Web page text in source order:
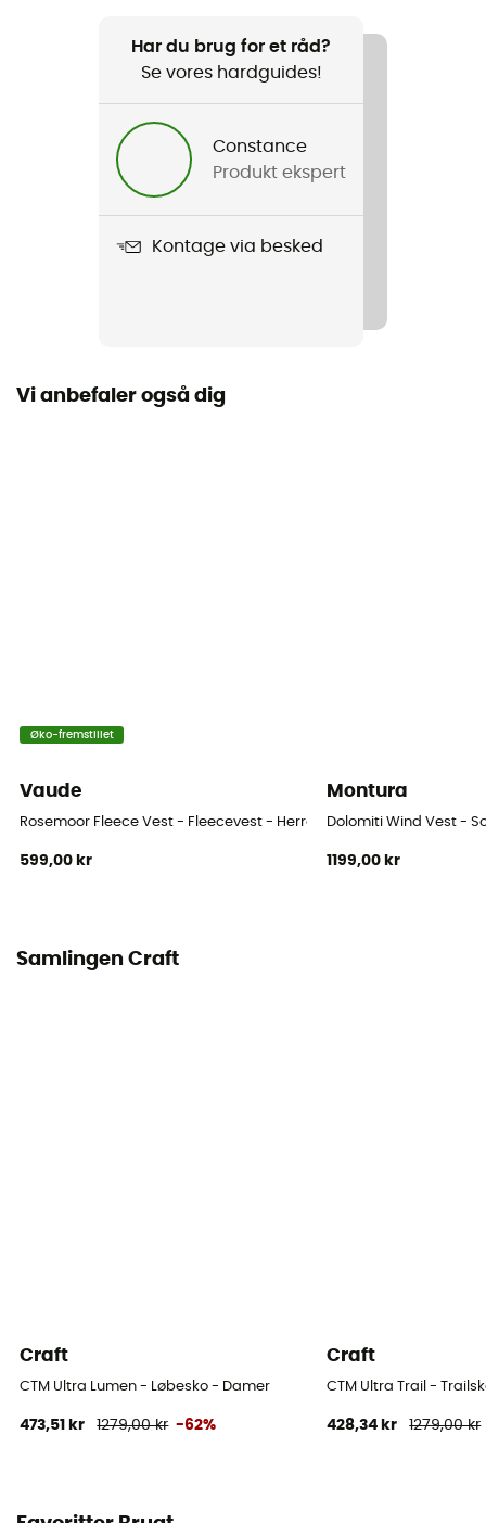
Vandreture / langrend
Craft3 Warm Gilet
Har du brug for et råd?
Se vores hardguides!
Constance
Produkt ekspert
Kontage via besked
Vi anbefaler også dig
Øko-fremstillet
Vaude
Rosemoor Fleece Vest - Fleecevest - Herrer
599,00 kr
Montura
Dolomiti Wind Vest -
1199,00 kr
Samlingen Craft
Craft
CTM Ultra Lumen - Løbesko - Damer
473,51 kr 1279,00 kr -62%
Craft
CTM Ultra Trail -
428,34 kr 1279,00 kr